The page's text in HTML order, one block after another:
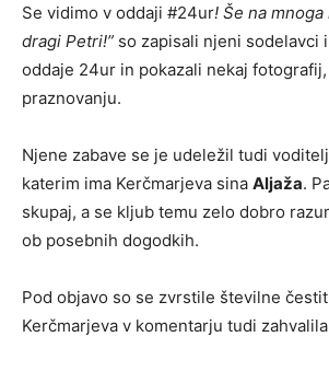
Se vidimo v oddaji #24ur! Še na
dragi Petri!” so zapisali njeni sodelavci
oddaje 24ur in pokazali nekaj
praznovanju.
Njene zabave se je udeležil tudi voditelj
katerim ima Kerčmarjeva sina Aljaža.
skupaj, a se kljub temu zelo dobro
ob posebnih dogodkih.
Pod objavo so se zvrstile številne
Kerčmarjeva v komentarju tudi